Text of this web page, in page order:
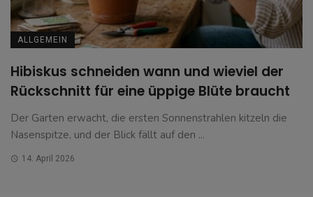
ALLGEMEIN
Hibiskus schneiden wann und wieviel der
Rückschnitt für eine üppige Blüte braucht
Der Garten erwacht, die ersten Sonnenstrahlen kitzeln die
Nasenspitze, und der Blick fällt auf den ...
14. April 2026